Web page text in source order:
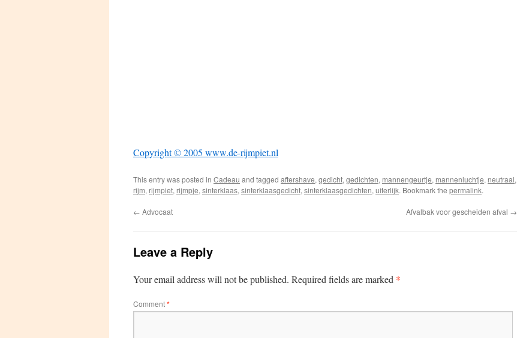
Copyright © 2005 www.de-rijmpiet.nl
This entry was posted in Cadeau and tagged aftershave, gedicht, gedichten, mannengeurtje, mannenluchtje, neutraal,
rijm, rijmpiet, rijmpje, sinterklaas, sinterklaasgedicht, sinterklaasgedichten, uiterlijk. Bookmark the permalink.
← Advocaat Afvalbak voor gescheiden afval →
Leave a Reply
Your email address will not be published. Required fields are marked *
Comment*